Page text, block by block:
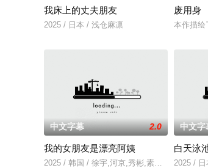
我床上的丈夫朋友
2025 / 日本 / 浅仓麻凛
废用身
本作描绘
中文字幕 2.0
我的女朋友是漂亮阿姨
2025 / 韩国 / 徐宇,河京,秀彬,素美,崔敏浩,时
中文字
白天泳
2025 /